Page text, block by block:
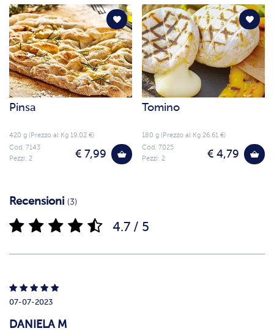
Pinsa
420 g (Prezzo al Kg 19.02 €)
€ 7,99
Cod. 7143
Pezzi: 2
Tomino
180 g (Prezzo al Kg 26.61 €)
€ 4,79
Cod. 7025
Pezzi: 2
Recensioni (3)
4.7 / 5
07-07-2023
DANIELA M